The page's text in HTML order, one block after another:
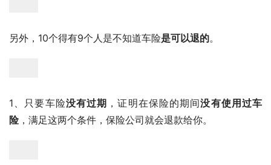
另外，10个得有9个人是不知道车险是可以退的。
1、只要车险没有过期 ，证明在保险的期间没有使用过车
险，满足这两个条件，保险公司就会退款给你。